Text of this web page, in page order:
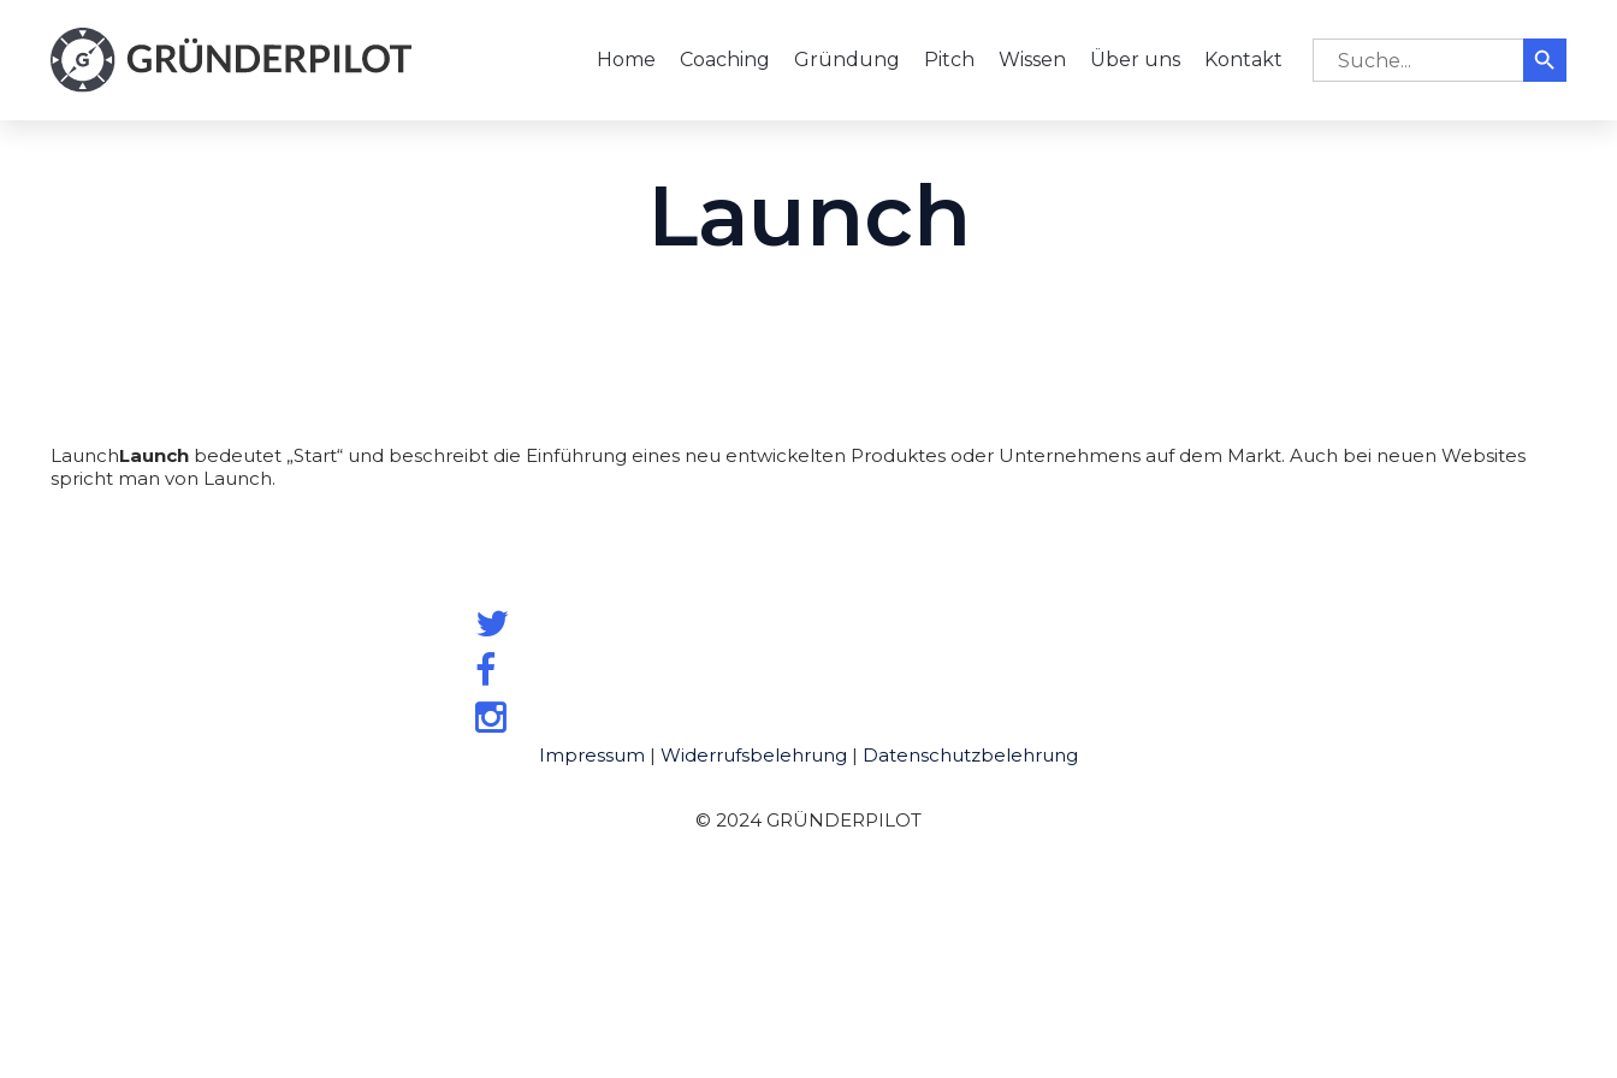
Skip
content
Home Coaching Gründung Pitch Wissen Über uns Kontakt
Search for: Search
Launch
LaunchLaunch bedeutet „Start“ und beschreibt die Einführung eines neu entwickelten Produktes oder Unternehmens auf dem Markt. Auch bei neuen Websites
spricht man von Launch.
Impressum | Widerrufsbelehrung | Datenschutzbelehrung
© 2024 GRÜNDERPILOT